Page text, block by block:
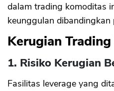
dalam trading komoditas
keunggulan
Kerugian
1. Risiko Kerugian
Fasilitas leverage yang